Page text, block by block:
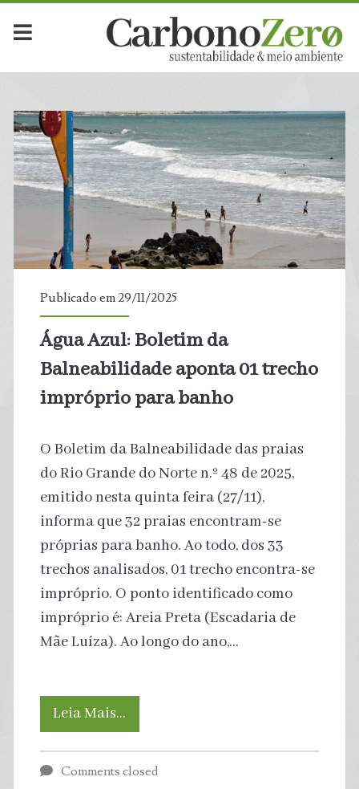
Dia:
<span>29
de
novembro
de
2025</span>
Publicado em 29/11/2025
Água Azul: Boletim da
Balneabilidade aponta 01 trecho
impróprio para banho
O Boletim da Balneabilidade das praias
do Rio Grande do Norte n.º 48 de 2025,
emitido nesta quinta feira (27/11),
informa que 32 praias encontram-se
próprias para banho. Ao todo, dos 33
trechos analisados, 01 trecho encontra-se
impróprio. O ponto identificado como
impróprio é: Areia Preta (Escadaria de
Mãe Luíza). Ao longo do ano,…
Leia Mais…
Azul:
Comments closed